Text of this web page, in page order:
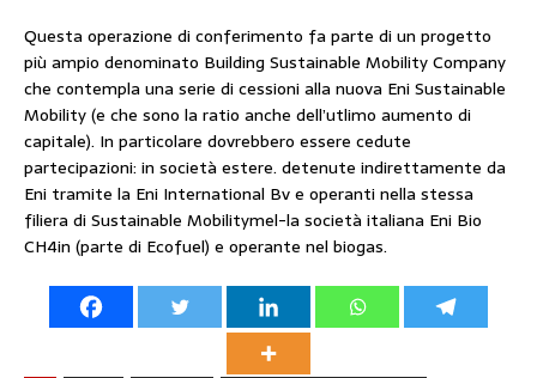
Questa operazione di conferimento fa parte di un progetto
più ampio denominato Building Sustainable Mobility Company
che contempla una serie di cessioni alla nuova Eni Sustainable
Mobility (e che sono la ratio anche dell’utlimo aumento di
capitale). In particolare dovrebbero essere cedute
partecipazioni: in società estere. detenute indirettamente da
Eni tramite la Eni International Bv e operanti nella stessa
filiera di Sustainable Mobilitymel-la società italiana Eni Bio
CH4in (parte di Ecofuel) e operante nel biogas.